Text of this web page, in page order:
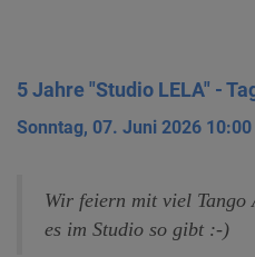
5 Jahre "Studio LELA" -
Sonntag, 07. Juni 2026
Wir feiern mit viel Tango
es im Studio so gibt :-)